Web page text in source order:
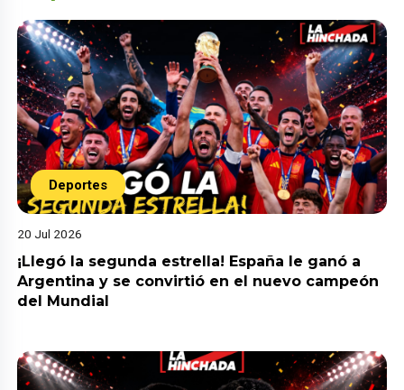
Deportes
20 Jul 2026
¡Llegó la segunda estrella! España le ganó a
Argentina y se convirtió en el nuevo campeón
del Mundial